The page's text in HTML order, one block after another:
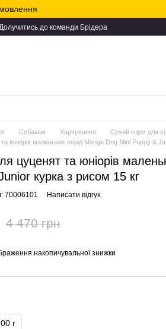
до команди Брідера
Собакам Харчування Сухий корм для
юніорів маленьких порід Monge Dog Mini Puppy &
цуценят та юніорів
курка з рисом 15 кг
70006101 Написати відгук
4 470 грн
накопичувальної знижки
г